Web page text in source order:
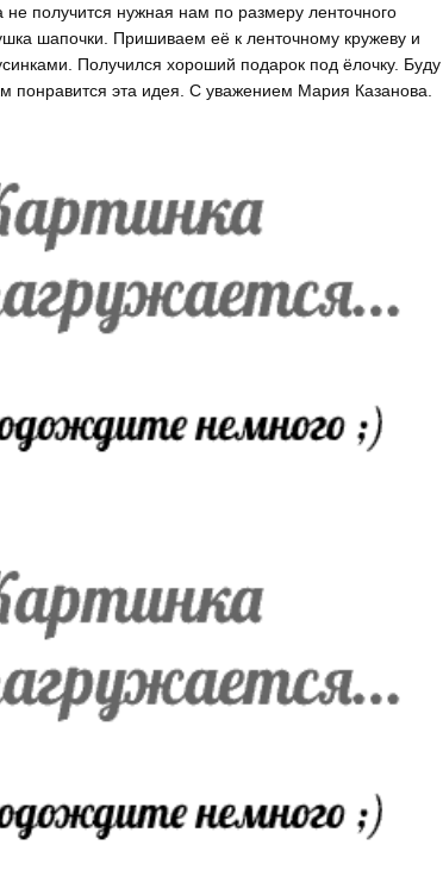
не получится нужная нам по размеру ленточного
шапочки. Пришиваем её к ленточному кружеву и
Получился хороший подарок под ёлочку. Буду
понравится эта идея. С уважением Мария Казанова.